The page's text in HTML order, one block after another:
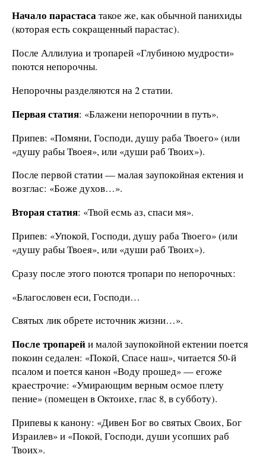
Начало парастасатакое же, как обычной панихиды
(которая есть сокращенный парастас).
После Аллилуиа и тропарей «Глубиною мудрости»
поются непорочны.
Непорочны разделяются на 2 статии.
Первая статия: «Блажени непорочнии в путь».
Припев: «Помяни, Господи, душу раба Твоего» (или
«душу рабы Твоея», или «души раб Твоих»).
После первой статии — малая заупокойная ектения и
возглас: «Боже духов…».
Вторая статия: «Твой есмь аз, спаси мя».
Припев: «Упокой, Господи, душу раба Твоего» (или
«душу рабы Твоея», или «души раб Твоих»).
Сразу после этого поются тропари по непорочных:
«Благословен еси, Господи…
Святых лик обрете источник жизни…».
После тропарейи малой заупокойной ектении поется
покоин седален: «Покой, Спасе наш», читается 50-й
псалом и поется канон «Воду прошед» — егоже
краестрочие: «Умирающим верным осмое плету
пение» (помещен в Октоихе, глас 8, в субботу).
Припевы к канону: «Дивен Бог во святых Своих, Бог
Израилев» и «Покой, Господи, души усопших раб
Твоих».